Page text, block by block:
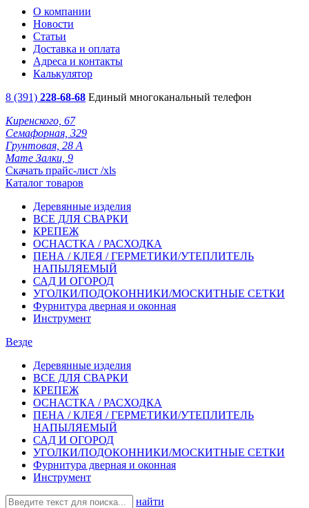
О компании
Новости
Статьи
Доставка и оплата
Адреса и контакты
Калькулятор
8 (391) 228-68-68 Единый многоканальный телефон
Киренского, 67
Семафорная, 329
Грунтовая, 28 А
Мате Залки, 9
Скачать прайс-лист /xls
Каталог товаров
Деревянные изделия
ВСЕ ДЛЯ СВАРКИ
КРЕПЕЖ
ОСНАСТКА / РАСХОДКА
ПЕНА / КЛЕЯ / ГЕРМЕТИКИ/УТЕПЛИТЕЛЬ
НАПЫЛЯЕМЫЙ
САД И ОГОРОД
УГОЛКИ/ПОДОКОННИКИ/МОСКИТНЫЕ СЕТКИ
Фурнитура дверная и оконная
Инструмент
Везде
Деревянные изделия
ВСЕ ДЛЯ СВАРКИ
КРЕПЕЖ
ОСНАСТКА / РАСХОДКА
ПЕНА / КЛЕЯ / ГЕРМЕТИКИ/УТЕПЛИТЕЛЬ
НАПЫЛЯЕМЫЙ
САД И ОГОРОД
УГОЛКИ/ПОДОКОННИКИ/МОСКИТНЫЕ СЕТКИ
Фурнитура дверная и оконная
Инструмент
найти